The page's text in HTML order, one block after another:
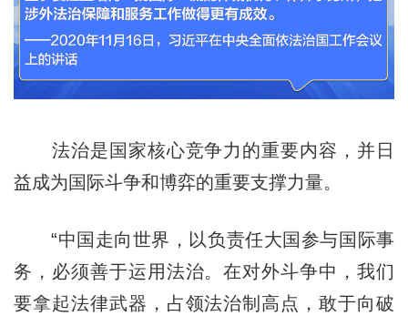
法治是国家核心竞争力的重要内容，并日
益成为国际斗争和博弈的重要支撑力量。
“中国走向世界，以负责任大国参与国际事
务，必须善于运用法治。在对外斗争中，我们
要拿起法律武器，占领法治制高点，敢于向破